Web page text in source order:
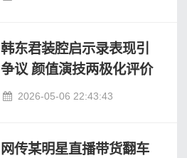
韩东君装腔启示录表现引
争议 颜值演技两极化评价
2026-05-06 22:43:43
网传某明星直播带货翻车